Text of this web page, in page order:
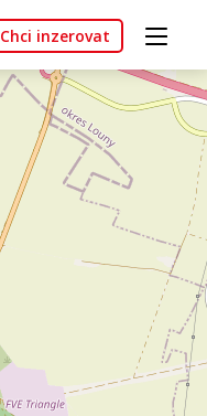
Chci inzerovat